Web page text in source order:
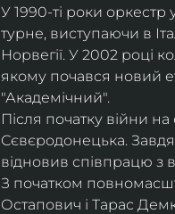
У 1990-ті роки
турне, виступаючи в
Норвегії. У 2002 році
якому почався новий
"Академічний".
Після початку війни
Сєвєродонецька.
відновив співпрацю з
З початком
Остапович і Тарас